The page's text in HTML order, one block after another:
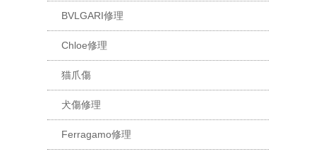
BVLGARI修理
Chloe修理
猫爪傷
犬傷修理
Ferragamo修理